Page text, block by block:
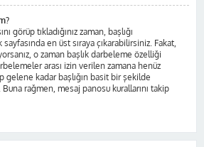
görüp tıkladığınız zaman, başlığı
en üst sıraya çıkarabilirsiniz. Fakat,
o zaman başlık darbeleme özelliği
arası izin verilen zamana henüz
gelene kadar başlığın basit bir şekilde
rağmen, mesaj panosu kurallarını takip